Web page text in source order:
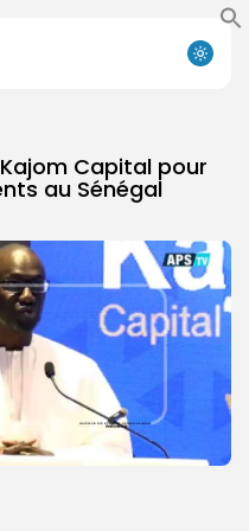
Capital pour
au Sénégal